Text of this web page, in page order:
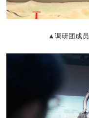
▲调研团成